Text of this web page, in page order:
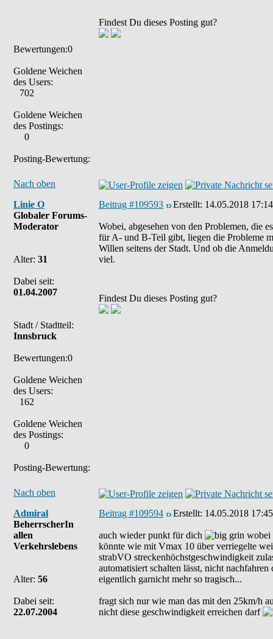
Bewertungen:0
Goldene Weichen
des Users:
702
Goldene Weichen
des Postings:
0
Posting-Bewertung:
Findest Du dieses Posting gut?
Nach oben
Linie O
Globaler Forums-
Moderator
Alter: 31
Dabei seit:
01.04.2007
Stadt / Stadtteil:
Innsbruck
Bewertungen:0
Goldene Weichen
des Users:
162
Goldene Weichen
des Postings:
0
Posting-Bewertung:
Beitrag #109593 Erstellt: 14.05.2018 17:14
Wobei, abgesehen von den Problemen, die
für A- und B-Teil gibt, liegen die Probleme
Willen seitens der Stadt. Und ob die
viel.
Findest Du dieses Posting gut?
Nach oben
Admiral
BeherrscherIn
allen
Verkehrslebens
Alter: 56
Dabei seit:
22.07.2004
Beitrag #109594 Erstellt: 14.05.2018 17:45
auch wieder punkt für dich
wobei
könnte wie mit Vmax 10 über verriegelte
strabVO streckenhöchstgeschwindigkeit
automatisiert schalten lässt, nicht
eigentlich garnicht mehr so tragisch...
fragt sich nur wie man das mit den 25km/h
nicht diese geschwindigkeit erreichen darf